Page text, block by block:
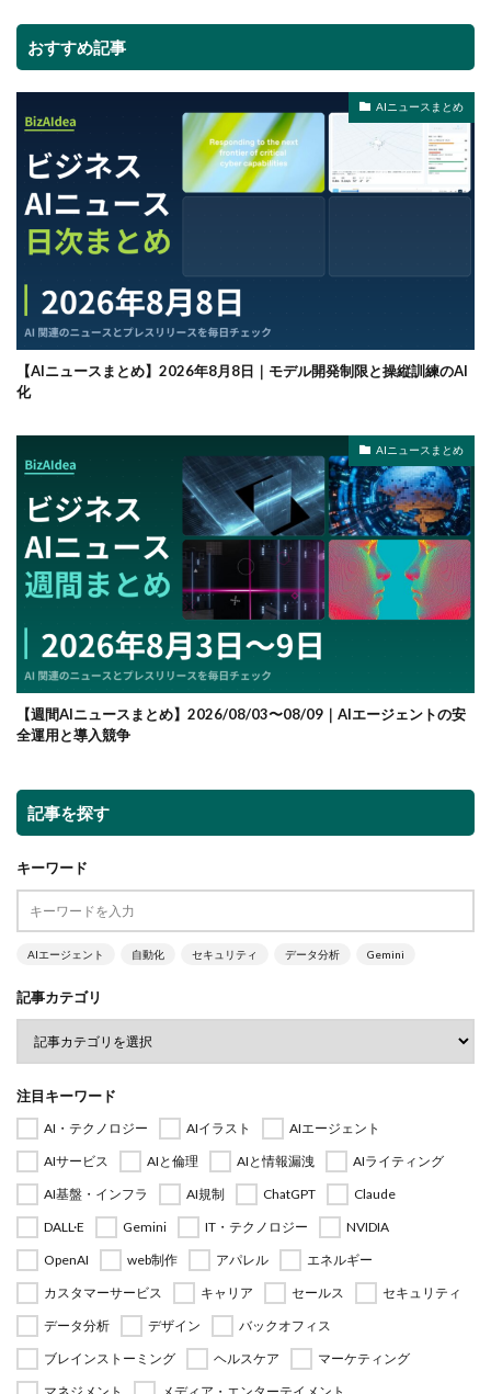
おすすめ記事
AIニュースまとめ
【AIニュースまとめ】2026年8月8日｜モデル開発制限と操縦訓練のAI
化
AIニュースまとめ
【週間AIニュースまとめ】2026/08/03〜08/09｜AIエージェントの安
全運用と導入競争
記事を探す
キーワード
AIエージェント 自動化 セキュリティ データ分析 Gemini
記事カテゴリ
注目キーワード
AI・テクノロジー AIイラスト
AIエージェント
AIサービス
AIと倫理 AIと情報漏洩
AIライティング
AI基盤・インフラ
AI規制 ChatGPT
Claude
DALL·E
Gemini IT・テクノロジー
NVIDIA
OpenAI
web制作 アパレル
エネルギー
カスタマーサービス
キャリア セールス
セキュリティ
データ分析
デザイン
バックオフィス
ブレインストーミング
ヘルスケア
マーケティング